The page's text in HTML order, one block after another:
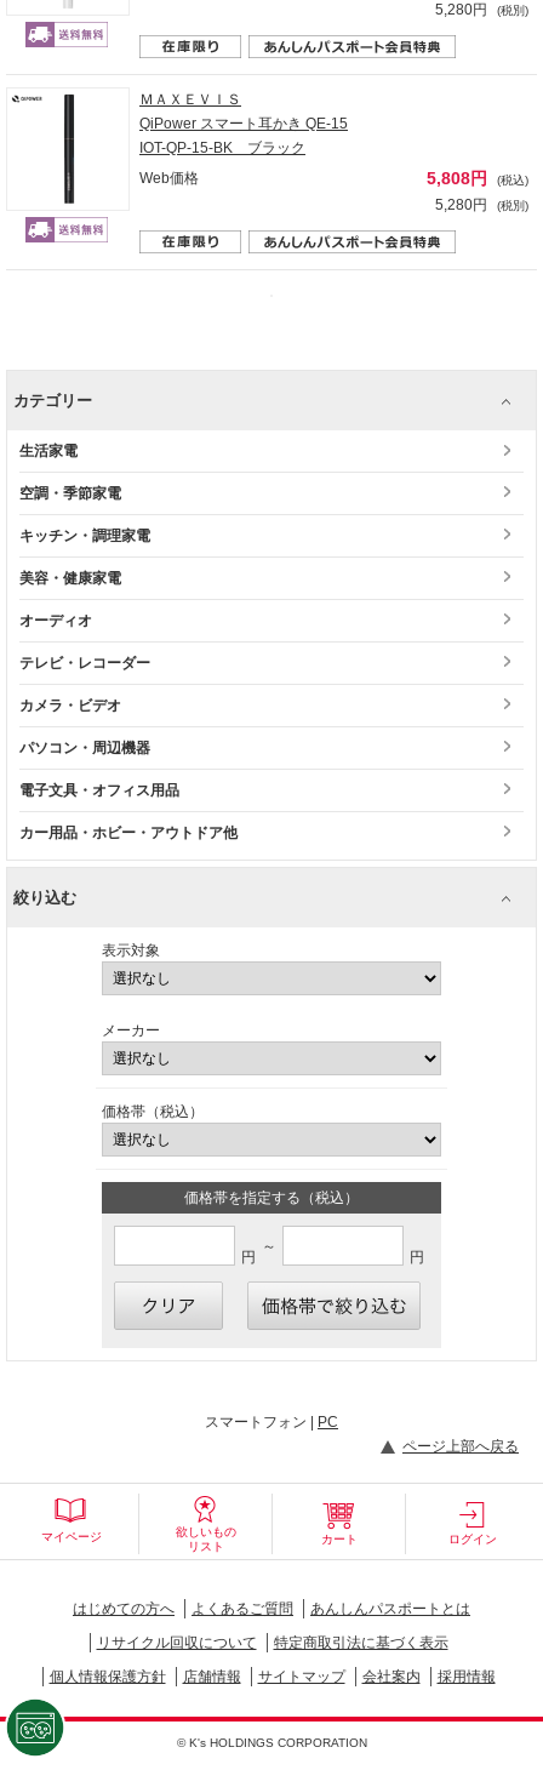
5,280円 (税別)
ＭＡＸＥＶＩＳ
QiPower スマート耳かき QE-15
IOT-QP-15-BK ブラック
Web価格
5,808円 (税込)
5,280円 (税別)
カテゴリー
生活家電
空調・季節家電
キッチン・調理家電
美容・健康家電
オーディオ
テレビ・レコーダー
カメラ・ビデオ
パソコン・周辺機器
電子文具・オフィス用品
カー用品・ホビー・アウトドア他
絞り込む
表示対象
メーカー
価格帯（税込）
価格帯を指定する（税込）
円
～
円
スマートフォン |
PC
ページ上部へ戻る
マイページ
欲しいもの
リスト
カート ログイン
はじめての方へ よくあるご質問
あんしんパスポートとは
リサイクル回収について
特定商取引法に基づく表示
個人情報保護方針
店舗情報 サイトマップ 会社案内 採用情報
© K's HOLDINGS CORPORATION